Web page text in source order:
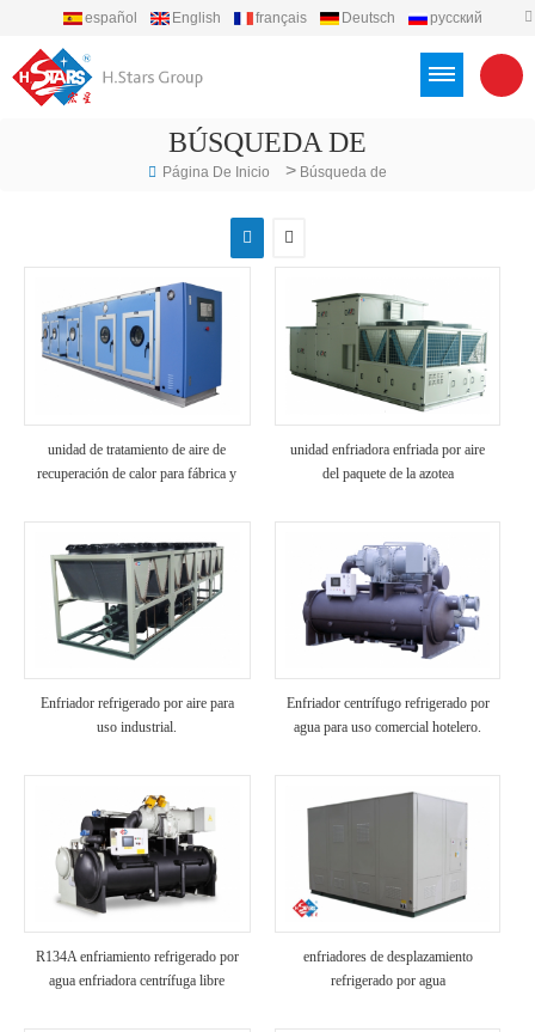
español English français Deutsch
русский
BÚSQUEDA DE
Página De Inicio > Búsqueda de
unidad de tratamiento de aire de
recuperación de calor para fábrica y
unidad enfriadora enfriada por aire
del paquete de la azotea
Enfriador refrigerado por aire para
uso industrial.
Enfriador centrífugo refrigerado por
agua para uso comercial hotelero.
R134A enfriamiento refrigerado por
agua enfriadora centrífuga libre
enfriadores de desplazamiento
refrigerado por agua